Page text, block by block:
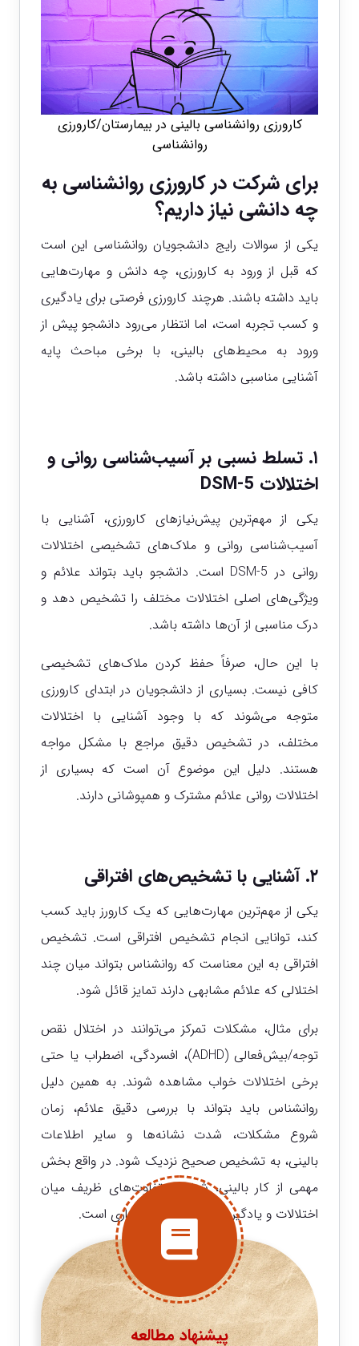
کارورزی روانشناسی بالینی در بیمارستان/کارورزی
روانشناسی
برای شرکت در کارورزی روانشناسی به
چه دانشی نیاز داریم؟
یکی از سوالات رایج دانشجویان روانشناسی این است
که قبل از ورود به کارورزی، چه دانش و مهارت‌هایی
باید داشته باشند. هرچند کارورزی فرصتی برای یادگیری
و کسب تجربه است، اما انتظار می‌رود دانشجو پیش از
ورود به محیط‌های بالینی، با برخی مباحث پایه
آشنایی مناسبی داشته باشد.
۱. تسلط نسبی بر آسیب‌شناسی روانی و
اختلالات DSM-5
یکی از مهم‌ترین پیش‌نیازهای کارورزی، آشنایی با
آسیب‌شناسی روانی و ملاک‌های تشخیصی اختلالات
روانی در DSM-5 است. دانشجو باید بتواند علائم و
ویژگی‌های اصلی اختلالات مختلف را تشخیص دهد و
درک مناسبی از آن‌ها داشته باشد.
با این حال، صرفاً حفظ کردن ملاک‌های تشخیصی
کافی نیست. بسیاری از دانشجویان در ابتدای کارورزی
متوجه می‌شوند که با وجود آشنایی با اختلالات
مختلف، در تشخیص دقیق مراجع با مشکل مواجه
هستند. دلیل این موضوع آن است که بسیاری از
اختلالات روانی علائم مشترک و همپوشانی دارند.
۲. آشنایی با تشخیص‌های افتراقی
یکی از مهم‌ترین مهارت‌هایی که یک کارورز باید کسب
کند، توانایی انجام تشخیص افتراقی است. تشخیص
افتراقی به این معناست که روانشناس بتواند میان چند
اختلالی که علائم مشابهی دارند تمایز قائل شود.
برای مثال، مشکلات تمرکز می‌توانند در اختلال نقص
توجه/بیش‌فعالی (ADHD)، افسردگی، اضطراب یا حتی
برخی اختلالات خواب مشاهده شوند. به همین دلیل
روانشناس باید بتواند با بررسی دقیق علائم، زمان
شروع مشکلات، شدت نشانه‌ها و سایر اطلاعات
بالینی، به تشخیص صحیح نزدیک شود. در واقع بخش
مهمی از کار بالینی، شناخت تفاوت‌های ظریف میان
اختلالات و یادگیری اصول تشخیص‌گذاری است.
پیشنهاد مطالعه